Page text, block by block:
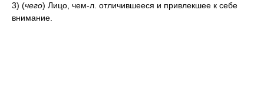
3) (чего) Лицо, чем-л. отличившееся и привлекшее к себе
внимание.